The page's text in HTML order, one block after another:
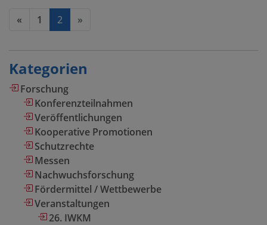
« 1 2 (current)
»
Kategorien
Forschung
Konferenzteilnahmen
Veröffentlichungen
Kooperative Promotionen
Schutzrechte
Messen
Nachwuchsforschung
Fördermittel / Wettbewerbe
Veranstaltungen
26. IWKM